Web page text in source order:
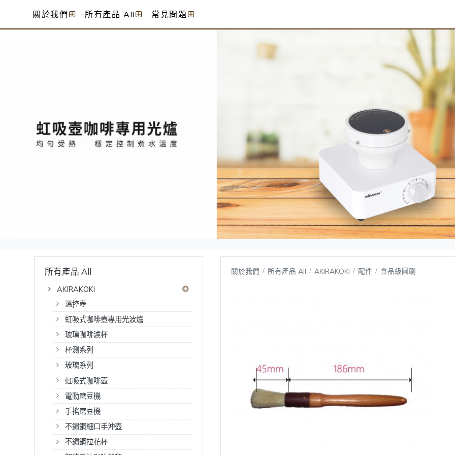
關於我們 所有產品 All 常見問題
所有產品 All
AKIRAKOKI
溫控壺
虹吸式咖啡壺專用光波爐
玻璃咖啡濾杯
杯測系列
玻璃系列
虹吸式咖啡壺
電動磨豆機
手搖磨豆機
不鏽鋼細口手沖壺
不鏽鋼拉花杯
關於我們 所有產品 All AKIRAKOKI 配件 食品級圓刷